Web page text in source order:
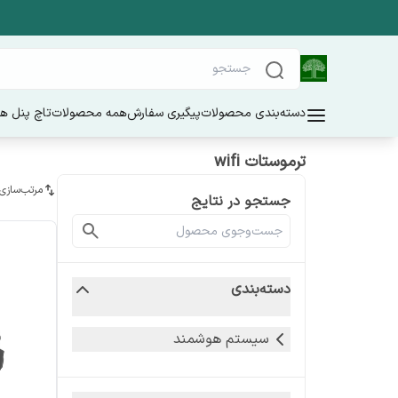
دسته‌بندی محصولاتپیگیری سفارشهمه محصولاتتاچ پنل
ترموستات wifi
جستجو در نتایج
دسته‌بندی
سیستم هوشمند